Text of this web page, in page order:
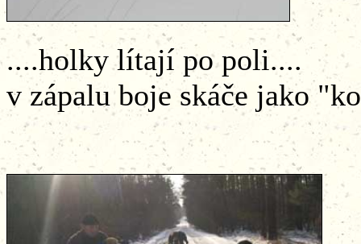
....holky lítají
v zápalu boje skáče jako